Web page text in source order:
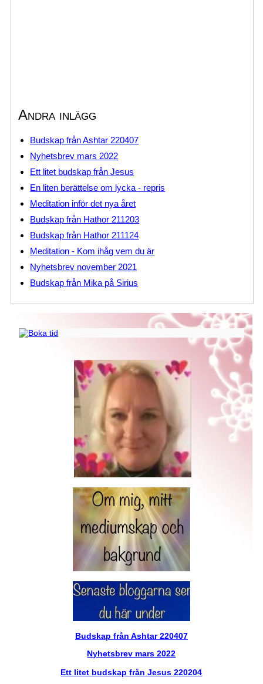
Andra inlägg
Budskap från Ashtar 220407
Nyhetsbrev mars 2022
Ett litet budskap från Jesus
En liten berättelse om lycka - repris
Meditation inför det nya året
Budskap från Hathor 211203
Budskap från Hathor 211124
Meditation - Kom ihåg vem du är
Nyhetsbrev november 2021
Budskap från Mika på Sirius
Budskap från Ashtar 220407
Nyhetsbrev mars 2022
Ett litet budskap från Jesus 220204